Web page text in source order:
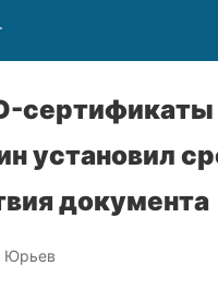
установил
документа
Юрьев